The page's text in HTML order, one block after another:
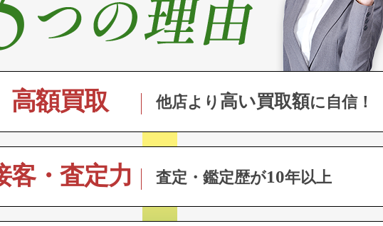
高額買取 他店より 高い買取額に自信！
客・査定力 査定・鑑定歴が10年以上